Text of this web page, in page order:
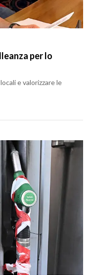
per lo
e valorizzare le